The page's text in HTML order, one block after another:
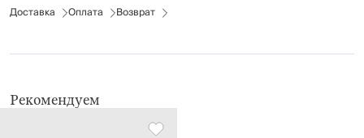
не применять барабанную сушку
Доставка
Оплата Возврат
Рекомендуем